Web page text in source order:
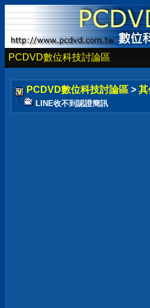
PCDVD數位科技討論區
PCDVD數位科技討論區 > 其
LINE收不到認證簡訊